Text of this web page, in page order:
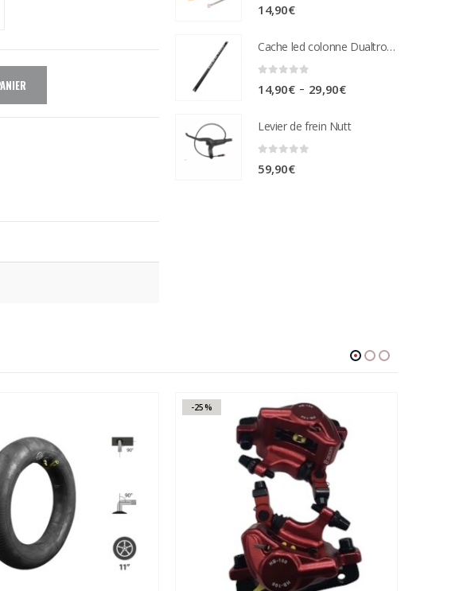
14,90€
Cache led colonne Dualtron Victor
14,90€ – 29,90€Plage
prix :
Levier de frein Nutt
59,90€
-25%